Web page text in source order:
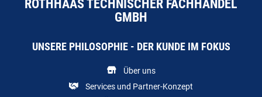
ROTHHAAS TECHNISCHER FACHHANDEL
GMBH
UNSERE PHILOSOPHIE - DER KUNDE IM FOKUS
Über uns
Services und Partner-Konzept